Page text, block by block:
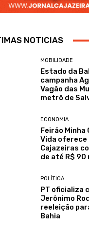
NOTICIAS
MOBILIDADE
Estado da
campanha
Vagão das
metrô de
ECONOMIA
Feirão Minha
Vida oferece
Cajazeiras
de até R$ 90
POLÍTICA
PT oficializa
Jerônimo
reeleição
Bahia